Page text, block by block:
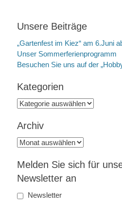
Unsere Beiträge
„Gartenfest im Kiez“ am 6.Juni
Unser Sommerferienprogramm
Besuchen Sie uns auf der
Kategorien
Kategorien
Archiv
Archiv
Melden Sie sich für
Newsletter an
Newsletter